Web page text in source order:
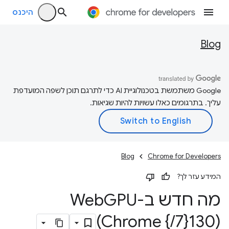
היכנס
Blog
‫Google משתמשת בטכנולוגיית AI כדי לתרגם תוכן לשפה המועדפת
עליך. בתרגומים כאלו עשויות להיות שגיאות.
Chrome for Developers
Blog
המידע עזר לך?
מה חדש ב-WebGPU
(Chrome {/7}130)